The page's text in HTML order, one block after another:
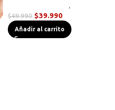
,
$49.990 $39.990
Añadir al carrito